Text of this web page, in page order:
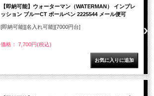
【即納可能】ウォーターマン（WATERMAN） インプレ
ッション ブルーCT ボールペン 2225544 メール便可
[即納可能][名入れ可能][7000円台]
価格： 7,700円(税込)